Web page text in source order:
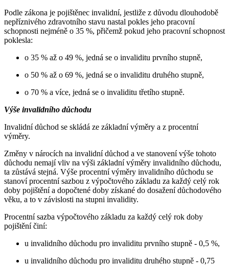
Podle zákona je pojištěnec invalidní, jestliže z důvodu dlouhodobě
nepříznivého zdravotního stavu nastal pokles jeho pracovní
schopnosti nejméně o 35 %, přičemž pokud jeho pracovní schopnost
poklesla:
o 35 % až o 49 %, jedná se o invaliditu prvního stupně,
o 50 % až o 69 %, jedná se o invaliditu druhého stupně,
o 70 % a více, jedná se o invaliditu třetího stupně.
Výše invalidního důchodu
Invalidní důchod se skládá ze základní výměry a z procentní
výměry.
Změny v nárocích na invalidní důchod a ve stanovení výše tohoto
důchodu nemají vliv na výši základní výměry invalidního důchodu,
ta zůstává stejná. Výše procentní výměry invalidního důchodu se
stanoví procentní sazbou z výpočtového základu za každý celý rok
doby pojištění a dopočtené doby získané do dosažení důchodového
věku, a to v závislosti na stupni invalidity.
Procentní sazba výpočtového základu za každý celý rok doby
pojištění činí:
u invalidního důchodu pro invaliditu prvního stupně - 0,5 %,
u invalidního důchodu pro invaliditu druhého stupně - 0,75